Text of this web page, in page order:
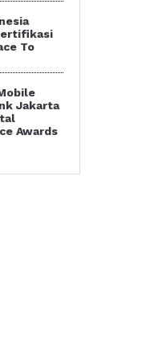
To
Jakarta
Awards